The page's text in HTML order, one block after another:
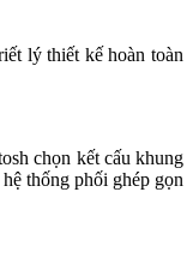
lý thiết kế hoàn toàn
chọn kết cấu khung
thống phối ghép gọn